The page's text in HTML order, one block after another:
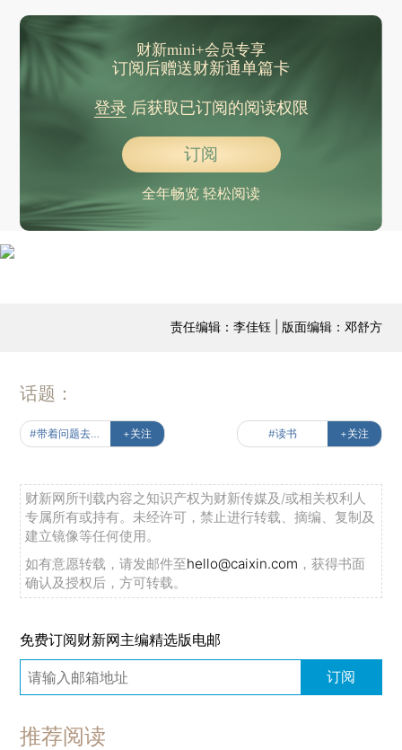
财新mini+会员专享
订阅后赠送财新通单篇卡
登录后获取已订阅的阅读权限
订阅
全年畅览 轻松阅读
责任编辑：李佳钰 | 版面编辑：邓舒方
话题：
+关注 #读书 +关注
财新网所刊载内容之知识产权为财新传媒及/或相关权利人
专属所有或持有。未经许可，禁止进行转载、摘编、复制及
建立镜像等任何使用。
如有意愿转载，请发邮件至hello@caixin.com ，获得书面
确认及授权后，方可转载。
免费订阅财新网主编精选版电邮
订阅
推荐阅读